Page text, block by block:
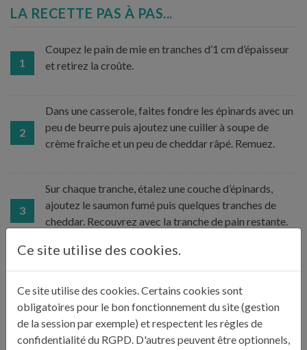
LA RECETTE PAS À PAS...
1
Coupez le pain de mie en tranches d’1 cm d’épaisseur
et retirez la croûte.
2
Dans une casserole, faites fondre les épinards avec un
peu de beurre puis ajoutez une cuiller à soupe de
crème fraîche et un peu de cheddar râpé. Remuez.
3
Sur chaque tranche, étalez une couche d’épinards,
ajoutez le saumon fumé puis quelques tranches de
cheddar. Recouvrez avec la tranche de pain restante.
4
et faites-les dorer 2 min sur chaque face.
Coupez-les en triangle façon club-sandwich et
Ce site utilise des cookies.
Ce site utilise des cookies. Certains cookies sont
obligatoires pour le bon fonctionnement du site (gestion
de la session par exemple) et respectent les règles de
confidentialité du RGPD. D'autres peuvent être optionnels,